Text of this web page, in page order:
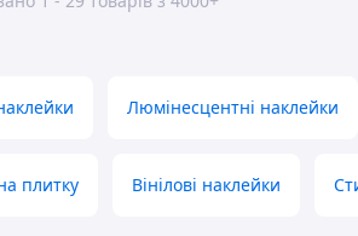
Люмінесцентні наклейки
плитку Вінілові наклейки